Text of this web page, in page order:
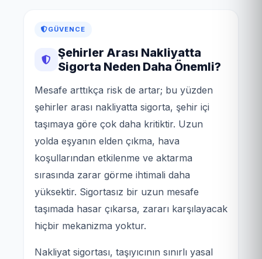
GÜVENCE
Şehirler Arası Nakliyatta
Sigorta Neden Daha Önemli?
Mesafe arttıkça risk de artar; bu yüzden
şehirler arası nakliyatta sigorta, şehir içi
taşımaya göre çok daha kritiktir. Uzun
yolda eşyanın elden çıkma, hava
koşullarından etkilenme ve aktarma
sırasında zarar görme ihtimali daha
yüksektir. Sigortasız bir uzun mesafe
taşımada hasar çıkarsa, zararı karşılayacak
hiçbir mekanizma yoktur.
Nakliyat sigortası, taşıyıcının sınırlı yasal